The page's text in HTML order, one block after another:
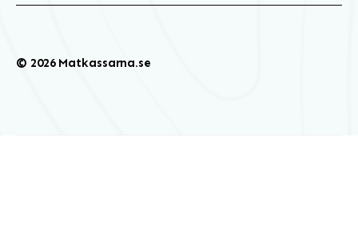
© 2026 Matkassarna.se